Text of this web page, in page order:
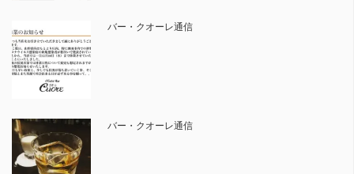
バー・クオーレ通信
バー・クオーレ通信